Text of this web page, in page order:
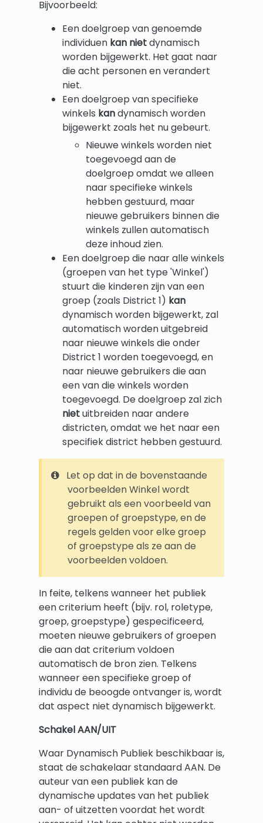
Bijvoorbeeld:
Een doelgroep van genoemde
individuen kan nietdynamisch
worden bijgewerkt. Het gaat naar
die acht personen en verandert
niet.
Een doelgroep van specifieke
winkels kandynamisch worden
bijgewerkt zoals het nu gebeurt.
Nieuwe winkels worden niet
toegevoegd aan de
doelgroep omdat we alleen
naar specifieke winkels
hebben gestuurd, maar
nieuwe gebruikers binnen die
winkels zullen automatisch
deze inhoud zien.
Een doelgroep die naar alle winkels
(groepen van het type 'Winkel')
stuurt die kinderen zijn van een
groep (zoals District 1) kan
dynamisch worden bijgewerkt, zal
automatisch worden uitgebreid
naar nieuwe winkels die onder
District 1 worden toegevoegd, en
naar nieuwe gebruikers die aan
een van die winkels worden
toegevoegd. De doelgroep zal zich
nietuitbreiden naar andere
districten, omdat we het naar een
specifiek district hebben gestuurd.
Let op dat in de bovenstaande
voorbeelden Winkel wordt
gebruikt als een voorbeeld van
groepen of groepstype, en de
regels gelden voor elke groep
of groepstype als ze aan de
voorbeelden voldoen.
In feite, telkens wanneer het publiek
een criterium heeft (bijv. rol, roletype,
groep, groepstype) gespecificeerd,
moeten nieuwe gebruikers of groepen
die aan dat criterium voldoen
automatisch de bron zien. Telkens
wanneer een specifieke groep of
individu de beoogde ontvanger is, wordt
dat aspect niet dynamisch bijgewerkt.
Schakel AAN/UIT
Waar Dynamisch Publiek beschikbaar is,
staat de schakelaar standaard AAN. De
auteur van een publiek kan de
dynamische updates van het publiek
aan- of uitzetten voordat het wordt